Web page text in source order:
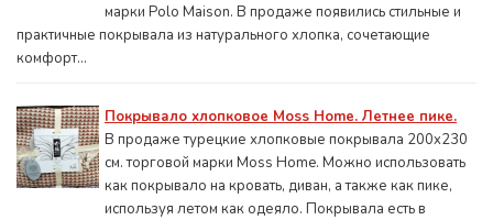
марки Polo Maison. В продаже появились стильные и
практичные покрывала из натурального хлопка, сочетающие
комфорт...
Покрывало хлопковое Moss Home. Летнее пике.
В продаже турецкие хлопковые покрывала 200x230
см. торговой марки Moss Home. Можно использовать
как покрывало на кровать, диван, а также как пике,
используя летом как одеяло. Покрывала есть в